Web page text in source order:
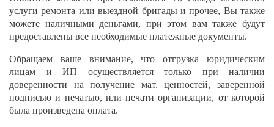
услуги ремонта или выездной бригады и прочее, Вы также
можете наличными деньгами, при этом вам также будут
предоставлены все необходимые платежные документы.
Обращаем ваше внимание, что отгрузка юридическим
лицам и ИП осуществляется только при наличии
доверенности на получение мат. ценностей, заверенной
подписью и печатью, или печати организации, от которой
была произведена оплата.